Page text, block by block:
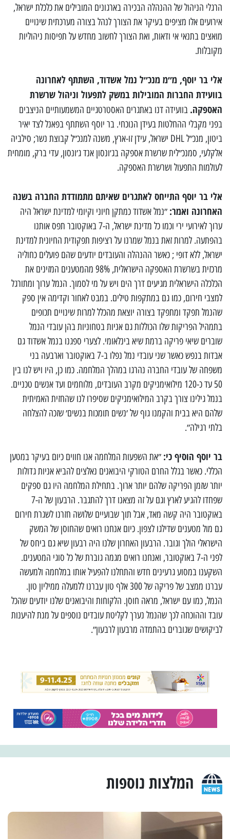
הרגלי הניהול של ההנהלה הבכירה בארגונים המובילים את כלכלת ישראל,
אירועים אלו מציפים בעיקר את הצורך לנהל בצורה מערכתית שינויים
מואצים בתנאי אי ודאות, ואת הצורך לחשוב מחדש על תפיסות ניהוליות
מקובלות.
אלי בר יוסף, מ״מ מנכ״ל נמל אשדוד, השתתף לאחרונה
בוועידת החברות המובילות במשק לתפעול וניהול שרשרת
האספקה. בוועידה דנו באתגרים האסטרטגיים המשמעותיים הניצבים
בפני מקבלי ההחלטות בעידן הנוכחי. בר יוסף השתתף בפאנל לצד יאיר
ביטון, מנכ״ל DHL ישראל, עידן זו-ארץ, משנה למנכ״ל קבוצת נשר; סילביה
אלקלעי, סמנכ״לית שרשרת אספקה בג׳ונסון אנד ג׳ונסון, עדי ברק, מומחית
לעולמות התפעול ושרשרת האספקה.
אלי בר יוסף התייחס לאתגרים שאיתם מתמודדת החברה בשנה
האחרונה ואמר: ״נמל אשדוד כמתקן חיוני וקיומי למדינת ישראל היה
ערוך לאירועי ירי וכמו כל מדינת ישראל, ה-7 באוקטובר תפס אותנו
בהפתעה. למרות זאת בנמל שמרנו על רציפות תפקודית החיונית למדינת
ישראל, ללא דופי ; כאשר ההנהלה והעובדים יודעים שהם פועלים כחוליה
מרכזית בשרשרת האספקה הישראלית, 98% מהמטענים המזינים את
הכלכלה הישראלית מגיעים דרך הים ויש על מי לסמוך. הנמל ערוך ומתורגל
למצבי חירום, כמו גם במתקפות טילים. במבט לאחור וקדימה אין ספק
שהנמל תפקד ומתפקד בצורה יוצאת מהכלל למרות שינויים תכופים
בתמהיל הפריקות שלו הכוללות גם אניות בטחוניות בהן עובדי הנמל
שוברים שיאי פריקה ברמת שיא בינלאומי. לצערי ספגנו בנמל אשדוד גם
אבדות בנפש כאשר שני עובדי נמל נפלו ב-7 באוקטובר וארבעה בני
משפחה של עובדי החברה נהרגו במהלך המלחמה. כמו כן, היו ויש לנו בין
50 עד כ-120 מילואימניקים מקרב העובדים, מלוחמים ועד אנשים טכניים.
בנמל גילינו צורך בקרב המילואימניקים שסיפרו לנו שהחזית האמיתית
שלהם היא בבית והקמנו גוף של ׳נשים תומכות בנשים׳ שזכה להצלחה
בלתי רגילה״.
בר יוסף הוסיף כי: ״את השפעות המלחמה אנו חווים כיום בעיקר במטען
הכללי. כאשר בגלל החרם הטורקי היבואנים נאלצים להביא אניות גדולות
יותר שזמן הפריקה שלהם יותר ארוך. בתחילת המלחמה היו גם ספקים
שפחדו להגיע לארץ וגם על זה מצאנו דרך להתגבר. הרבעון של ה-7
באוקטובר היה קשה מאד, אבל תוך שבועיים שלושה חזרנו לשגרת חירום
גם מול מטענים שדילגו לצפון. כיום אנחנו רואים שהחוסן של המשק
הישראלי הולך וגובר. הרבעון האחרון שלנו היה רבעון שיא גם ביחס של
לפני ה-7 באוקטובר, ואנחנו רואים מגמה גוברת של כל סוגי המטענים.
השקענו במסוע גרעינים חדש והתחלנו להפעיל אותו במלחמה ולמעשה
עברנו ממצב של פריקה של 300 אלף טון עברנו ללמעלה ממיליון טון.
הנמל, כמו עם ישראל, מראה חוסן. הלקוחות והיבואנים שלנו יודעים שהכל
עובד וההוכחה לכך שהנמל נערך לקליטת עובדים נוספים על מנת להיענות
לביקושים שגוברים בהתמדה מרבעון לרבעון״.
המלצות נוספות